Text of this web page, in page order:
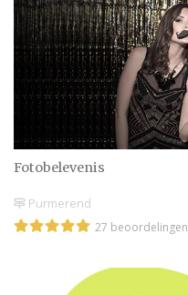
Fotobelevenis
Purmerend
27 beoordelingen